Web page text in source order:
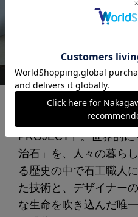
日本三大石材産地のひ
点を構える株式会社 蒼
PROJECT」。世界的
治石」を、人々の暮ら
る歴史の中で石工職人
た技術と、デザイナー
な生命を吹き込んだ唯